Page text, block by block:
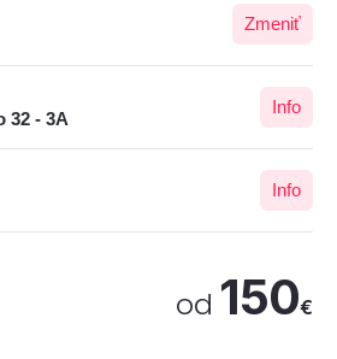
Zmeniť
32 - 3A
Info
Info
od 150€